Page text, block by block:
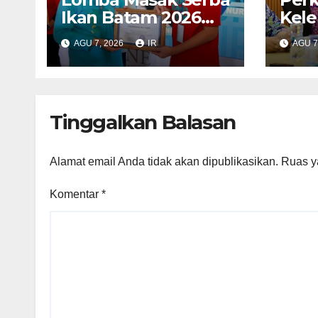
Ikan Batam 2026
Dorong Gemar
Makan Ikan
AGU 7, 2026 IR AGU
Tinggalkan Balasan
Alamat email Anda tidak akan dipublikasikan. Ruas
Komentar *